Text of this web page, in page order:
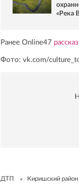
«Река
Ранее Online47
Фото: vk.com/
ДТП Киришский район